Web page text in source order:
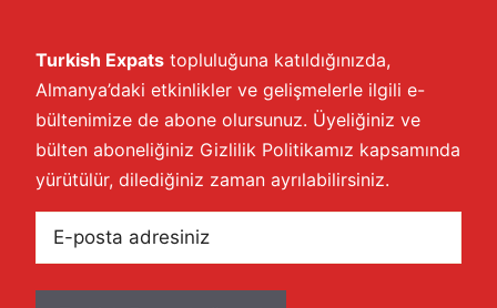
Turkish Expats topluluğuna katıldığınızda,
Almanya’daki etkinlikler ve gelişmelerle ilgili e-
bültenimize de abone olursunuz. Üyeliğiniz ve
bülten aboneliğiniz Gizlilik Politikamız kapsamında
yürütülür, dilediğiniz zaman ayrılabilirsiniz.
posta